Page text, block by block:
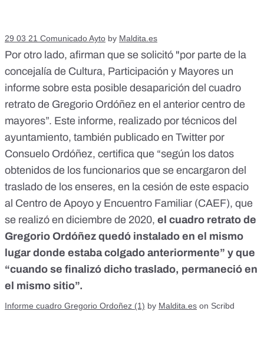
29 03 21 Comunicado Ayto by Maldita.es
Por otro lado, afirman que se solicitó "por parte de la
concejalía de Cultura, Participación y Mayores un
informe sobre esta posible desaparición del cuadro
retrato de Gregorio Ordóñez en el anterior centro de
mayores”. Este informe, realizado por técnicos del
ayuntamiento, también publicado en Twitter por
Consuelo Ordóñez, certifica que “según los datos
obtenidos de los funcionarios que se encargaron del
traslado de los enseres, en la cesión de este espacio
al Centro de Apoyo y Encuentro Familiar (CAEF), que
se realizó en diciembre de 2020, el cuadro retrato de
Gregorio Ordóñez quedó instalado en el mismo
lugar donde estaba colgado anteriormente” y que
“cuando se finalizó dicho traslado, permaneció en
el mismo sitio”.
Informe cuadro Gregorio Ordoñez (1) by Maldita.es on Scribd